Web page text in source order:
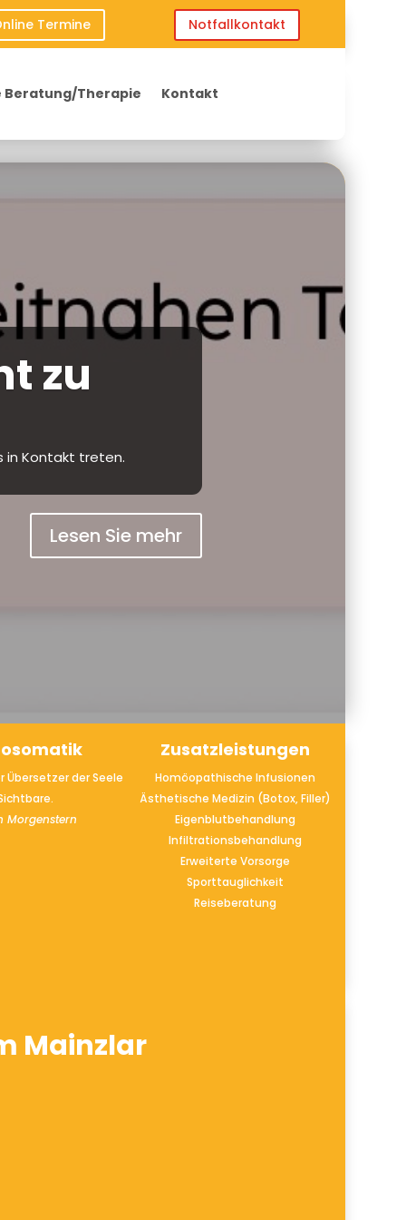
Termine Notfallkontakt
Beratung/Therapie Kontakt
Übersetzer der Seele
Morgenstern
Zusatzleistungen
Homöopathische Infusionen
Ästhetische Medizin (Botox, Filler)
Eigenblutbehandlung
Infiltrationsbehandlung
Erweiterte Vorsorge
Sporttauglichkeit
Reiseberatung
Mainzlar